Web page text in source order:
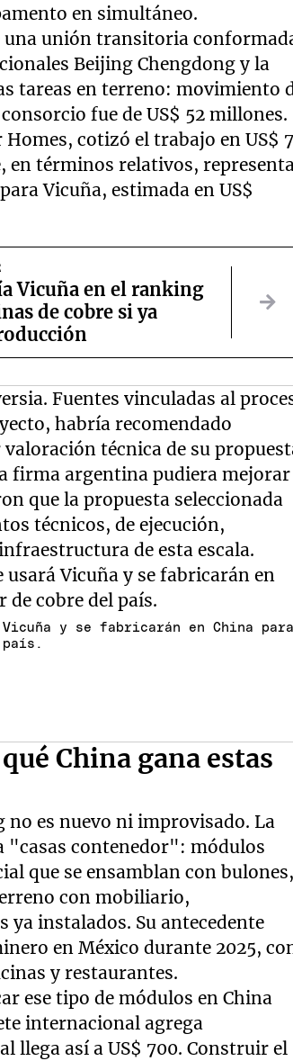
en simultáneo.
una unión transitoria
Beijing Chengdong y la
tareas en terreno: movimiento
fue de US$ 52 millones.
cotizó el trabajo en US$
en términos relativos,
Vicuña, estimada en US$
Vicuña en el ranking
de cobre si ya
Fuentes vinculadas al
habría recomendado
técnica de su
firma argentina pudiera mejorar
que la propuesta seleccionada
técnicos, de ejecución,
de esta escala.
y se fabricarán en China para
país.
China gana estas
no es nuevo ni improvisado. La
"casas contenedor": módulos
que se ensamblan con bulones,
con mobiliario,
instalados. Su antecedente
en México durante 2025,
y restaurantes.
ese tipo de módulos en China
internacional agrega
llega así a US$ 700. Construir el